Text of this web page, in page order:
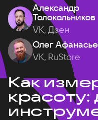
Александр
Толокольников
VK, Дзен
Олег
VK, RuStore
Как
красоту: